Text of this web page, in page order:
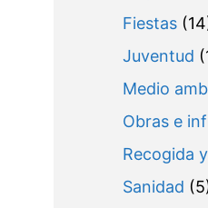
Fiestas
Juventud
Medio
Obras e
Recogida
Sanidad